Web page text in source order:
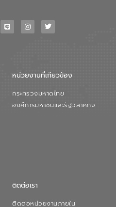
เพื่อสนับสนุนการพัฒนาเมืองอย่างยั่งยืน
ขณะที่ นายบดินทร์ อุดล กรรมการผู้อำนวย
สมดุลทางเศรษฐกิจและสิ่งแวดล้อมได้อย่าง
ภาคเอกชนในครั้งนี้ นับเป็นก้าวสำคัญของ
องค์การจัดการน้ำเสีย (อจน.) ในการร่วมวาง
หน่วยงานที่เกียวข้อง
กระทรวงมหาดไทย
องค์การมหาชนและรัฐวิสาหกิจ
ติดต่อเรา
ติดต่อหน่วยงานภายใน